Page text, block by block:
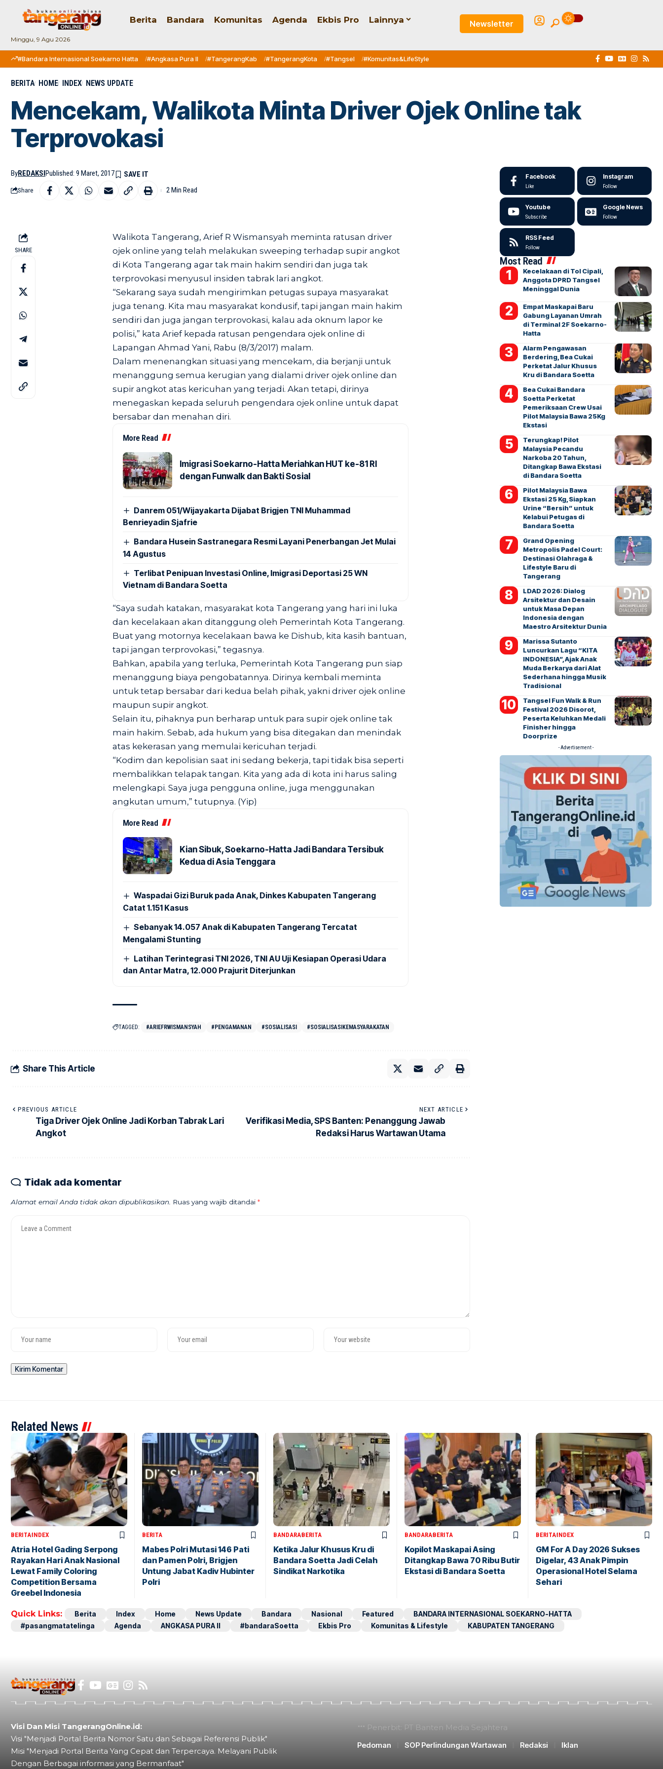
Minggu, 9 Agu 2026
Berita Bandara Komunitas Agenda Ekbis Pro Lainnya Newsletter
#Bandara Internasional Soekarno Hatta #Angkasa Pura II #TangerangKab #TangerangKota #Tangsel #Komunitas&LifeStyle
BERITA HOME INDEX NEWS UPDATE
Mencekam, Walikota Minta Driver Ojek Online tak
Terprovokasi
ByREDAKSIPublished: 9 Maret, 2017
Share 2 Min Read
SHARE
Walikota Tangerang, Arief R Wismansyah meminta ratusan driver
ojek online yang telah melakukan sweeping terhadap supir angkot
di Kota Tangerang agar tak main hakim sendiri dan juga tak
terprovokasi menyusul insiden tabrak lari angkot.
“Sekarang saya sudah mengirimkan petugas supaya masyarakat
juga tenang. Kita mau masyarakat kondusif, tapi jangan main hakim
sendiri dan juga jangan terprovokasi, kalau ada oknum lapor ke
polisi,” kata Arief kepada ratusan pengendara ojek online di
Lapangan Ahmad Yani, Rabu (8/3/2017) malam.
Dalam menenangkan situasi yang mencekam, dia berjanji untuk
menanggung semua kerugian yang dialami driver ojek online dan
supir angkot atas kericuhan yang terjadi. Akan tetapi, dirinya
menegaskan kepada seluruh pengendara ojek online untuk dapat
bersabar dan menahan diri.
More Read
Imigrasi Soekarno-Hatta Meriahkan HUT ke-81 RI
dengan Funwalk dan Bakti Sosial
Danrem 051/Wijayakarta Dijabat Brigjen TNI Muhammad
Benrieyadin Sjafrie
Bandara Husein Sastranegara Resmi Layani Penerbangan Jet Mulai
14 Agustus
Terlibat Penipuan Investasi Online, Imigrasi Deportasi 25 WN
Vietnam di Bandara Soetta
“Saya sudah katakan, masyarakat kota Tangerang yang hari ini luka
dan kecelakaan akan ditanggung oleh Pemerintah Kota Tangerang.
Buat yang motornya kecelakaan bawa ke Dishub, kita kasih bantuan,
tapi jangan terprovokasi,” tegasnya.
Bahkan, apabila yang terluka, Pemerintah Kota Tangerang pun siap
menanggung biaya pengobatannya. Dirinya kembali meminta
untuk tetap bersabar dari kedua belah pihak, yakni driver ojek online
maupun supir angkot.
Selain itu, pihaknya pun berharap untuk para supir ojek online tak
main hakim. Sebab, ada hukum yang bisa ditegakan dan menindak
atas kekerasan yang memulai kericuhan terjadi.
“Kodim dan kepolisian saat ini sedang bekerja, tapi tidak bisa seperti
membalikkan telapak tangan. Kita yang ada di kota ini harus saling
melengkapi. Saya juga pengguna online, juga menggunakan
angkutan umum,” tutupnya. (Yip)
More Read
Kian Sibuk, Soekarno-Hatta Jadi Bandara Tersibuk
Kedua di Asia Tenggara
Waspadai Gizi Buruk pada Anak, Dinkes Kabupaten Tangerang
Catat 1.151 Kasus
Sebanyak 14.057 Anak di Kabupaten Tangerang Tercatat
Mengalami Stunting
Latihan Terintegrasi TNI 2026, TNI AU Uji Kesiapan Operasi Udara
dan Antar Matra, 12.000 Prajurit Diterjunkan
TAGGED: #ARIEFRWISMANSYAH #PENGAMANAN #SOSIALISASI #SOSIALISASIKEMASYARAKATAN
Share This Article
PREVIOUS ARTICLE
Tiga Driver Ojek Online Jadi Korban Tabrak Lari
Angkot
NEXT ARTICLE
Verifikasi Media, SPS Banten: Penanggung Jawab
Redaksi Harus Wartawan Utama
Tidak ada komentar
Alamat email Anda tidak akan dipublikasikan. Ruas yang wajib ditandai *
Facebook
Like
Instagram
Follow
Youtube
Subscribe
Google News
Follow
RSS Feed
Follow
Most Read
Kecelakaan di Tol Cipali,
Anggota DPRD Tangsel
Meninggal Dunia
Empat Maskapai Baru
Gabung Layanan Umrah
di Terminal 2F Soekarno-
Hatta
Alarm Pengawasan
Berdering, Bea Cukai
Perketat Jalur Khusus
Kru di Bandara Soetta
Bea Cukai Bandara
Soetta Perketat
Pemeriksaan Crew Usai
Pilot Malaysia Bawa 25Kg
Ekstasi
Terungkap! Pilot
Malaysia Pecandu
Narkoba 20 Tahun,
Ditangkap Bawa Ekstasi
di Bandara Soetta
Pilot Malaysia Bawa
Ekstasi 25 Kg, Siapkan
Urine “Bersih” untuk
Kelabui Petugas di
Bandara Soetta
Grand Opening
Metropolis Padel Court:
Destinasi Olahraga &
Lifestyle Baru di
Tangerang
LDAD 2026: Dialog
Arsitektur dan Desain
untuk Masa Depan
Indonesia dengan
Maestro Arsitektur Dunia
Marissa Sutanto
Luncurkan Lagu “KITA
INDONESIA”, Ajak Anak
Muda Berkarya dari Alat
Sederhana hingga Musik
Tradisional
Tangsel Fun Walk & Run
Festival 2026 Disorot,
Peserta Keluhkan Medali
Finisher hingga
Doorprize
- Advertisement -
Related News
BERITAINDEX
Atria Hotel Gading Serpong
Rayakan Hari Anak Nasional
Lewat Family Coloring
Competition Bersama
Greebel Indonesia
BERITA
Mabes Polri Mutasi 146 Pati
dan Pamen Polri, Brigjen
Untung Jabat Kadiv Hubinter
Polri
BANDARABERITA
Ketika Jalur Khusus Kru di
Bandara Soetta Jadi Celah
Sindikat Narkotika
BANDARABERITA
Kopilot Maskapai Asing
Ditangkap Bawa 70 Ribu Butir
Ekstasi di Bandara Soetta
BERITAINDEX
GM For A Day 2026 Sukses
Digelar, 43 Anak Pimpin
Operasional Hotel Selama
Sehari
Quick Links: Berita Index Home News Update Bandara Nasional Featured
BANDARA INTERNASIONAL SOEKARNO-HATTA
#pasangmatatelinga
Agenda ANGKASA PURA II #bandaraSoetta Ekbis Pro Komunitas & Lifestyle KABUPATEN TANGERANG
Visi Dan Misi TangerangOnline.id:
Visi "Menjadi Portal Berita Nomor Satu dan Sebagai Referensi Publik"
Misi "Menjadi Portal Berita Yang Cepat dan Terpercaya. Melayani Publik
Dengan Berbagai informasi yang Bermanfaat"
Penerbit: PT Banten Media Sejahtera
Pedoman
SOP Perlindungan Wartawan Redaksi Iklan